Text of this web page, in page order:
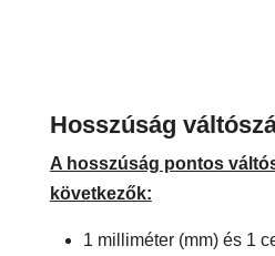
Hosszúság
A hosszúság pontos
következők:
1 milliméter (mm) és 1